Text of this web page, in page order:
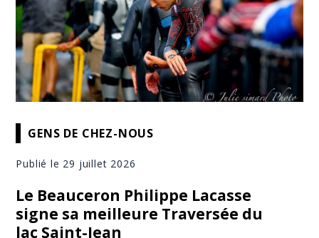
GENS DE CHEZ-NOUS
Publié le 29 juillet 2026
Le Beauceron Philippe Lacasse
signe sa meilleure Traversée du
lac Saint-Jean